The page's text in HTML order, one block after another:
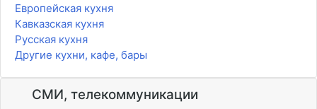
Европейская кухня
Кавказская кухня
Русская кухня
Другие кухни, кафе, бары
СМИ, телекоммуникации